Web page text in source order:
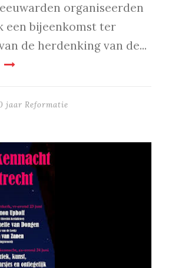
organiseerden
een bijeenkomst ter
de herdenking van de...
jaar Reformatie